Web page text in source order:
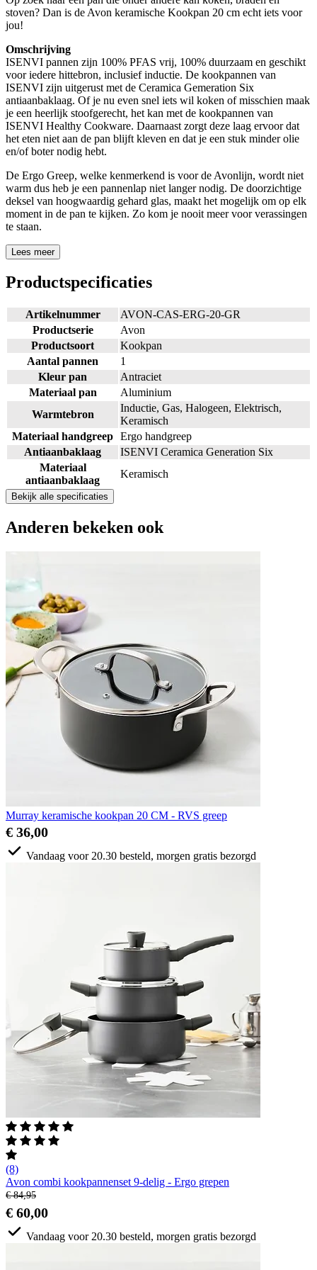
stoven? Dan is de Avon keramische Kookpan 20 cm echt iets voor
jou!
Omschrijving
ISENVI pannen zijn 100% PFAS vrij, 100% duurzaam en geschikt
voor iedere hittebron, inclusief inductie. De kookpannen van
ISENVI zijn uitgerust met de Ceramica Gemeration Six
antiaanbaklaag. Of je nu even snel iets wil koken of misschien maak
je een heerlijk stoofgerecht, het kan met de kookpannen van
ISENVI Healthy Cookware. Daarnaast zorgt deze laag ervoor dat
het eten niet aan de pan blijft kleven en dat je een stuk minder olie
en/of boter nodig hebt.
De Ergo Greep, welke kenmerkend is voor de Avonlijn, wordt niet
warm dus heb je een pannenlap niet langer nodig. De doorzichtige
deksel van hoogwaardig gehard glas, maakt het mogelijk om op elk
moment in de pan te kijken. Zo kom je nooit meer voor verassingen
te staan.
Lees meer
Productspecificaties
Artikelnummer
AVON-CAS-ERG-20-GR
Productserie
Avon
Productsoort
Kookpan
Aantal pannen
1
Kleur pan
Antraciet
Materiaal pan
Aluminium
Warmtebron
Inductie, Gas, Halogeen, Elektrisch,
Keramisch
Materiaal handgreep Ergo handgreep
Antiaanbaklaag
ISENVI Ceramica Generation Six
Materiaal
antiaanbaklaag
Keramisch
Bekijk alle specificaties
Anderen bekeken ook
Murray keramische kookpan 20 CM - RVS greep
€ 36,00
Vandaag voor 20.30 besteld, morgen gratis bezorgd
(8)
Avon combi kookpannenset 9-delig - Ergo grepen
€ 84,95
€ 60,00
Vandaag voor 20.30 besteld, morgen gratis bezorgd